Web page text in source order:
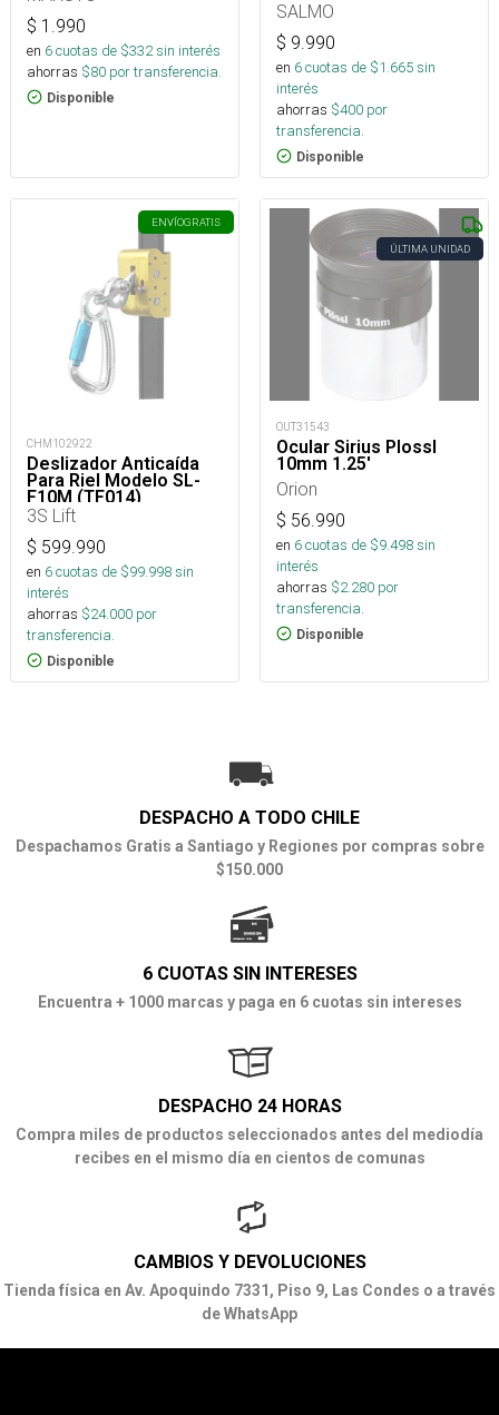
$ 1.990
en 6cuotas de $332sin interés
ahorras $80 por transferencia.
Disponible
SALMO
$ 9.990
en 6cuotas de $1.665sin
interés
ahorras $400 por
transferencia.
Disponible
ENVÍOGRATIS
CHM102922
Deslizador Anticaída
Para Riel Modelo SL-
F10M (TF014)
3S Lift
$ 599.990
en 6cuotas de $99.998sin
interés
ahorras $24.000 por
transferencia.
Disponible
ÚLTIMA UNIDAD
OUT31543
Ocular Sirius Plossl
10mm 1.25'
Orion
$ 56.990
en 6cuotas de $9.498sin
interés
ahorras $2.280 por
transferencia.
Disponible
DESPACHO A TODO CHILE
Despachamos Gratis a Santiago y Regiones por compras sobre
$150.000
6 CUOTAS SIN INTERESES
Encuentra + 1000 marcas y paga en 6 cuotas sin intereses
DESPACHO 24 HORAS
Compra miles de productos seleccionados antes del mediodía
recibes en el mismo día en cientos de comunas
CAMBIOS Y DEVOLUCIONES
Tienda física en Av. Apoquindo 7331, Piso 9, Las Condes o a través
de WhatsApp